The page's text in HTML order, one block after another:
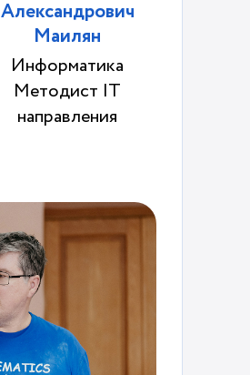
Александрович
Маилян
Информатика
Методист IT
направления